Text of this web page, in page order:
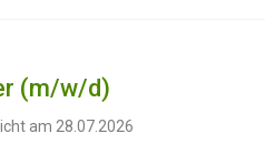
(m/w/d)
am 28.07.2026